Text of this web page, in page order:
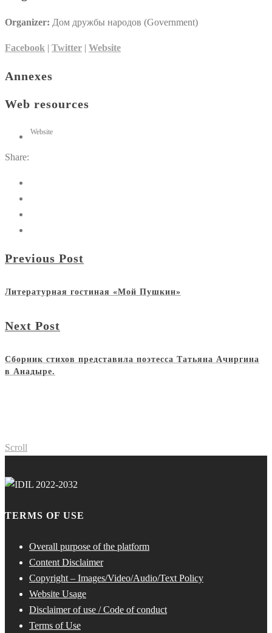
Organizer: Дом дружбы народов (Government)
Facebook | Twitter | Website
Annexes
Web resources
Website
Share:
Previous Post
Литературная гостиная «Мой Пушкин»
Next Post
Сборник стихов представила поэтесса Татьяна Ачиргина
в Анадыре.
Scroll
TERMS OF USE
Overall purpose of the platform
Content Disclaimer
Copyright – Images/Video/Audio/Text Policy
Website Usage
Disclaimer of use / Code of conduct
Terms of Use